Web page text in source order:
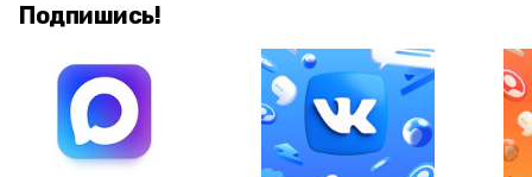
Подпишись!